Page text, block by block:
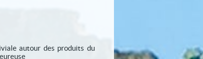
autour des produits du